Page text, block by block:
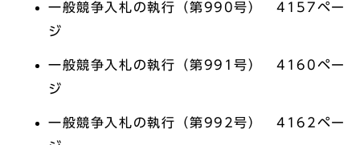
一般競争入札の執行（第990号） 4157ペー
ジ
一般競争入札の執行（第991号） 4160ペー
ジ
一般競争入札の執行（第992号） 4162ペー